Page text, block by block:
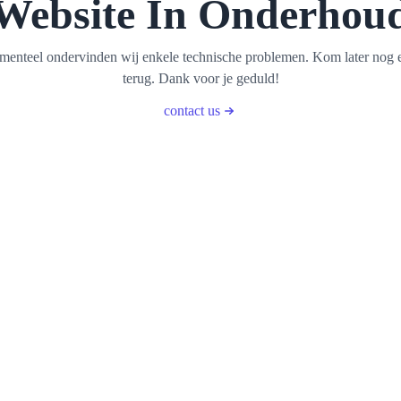
In
ondervinden wij enkele technische problemen. Kom later nog
terug. Dank voor je geduld!
contact us